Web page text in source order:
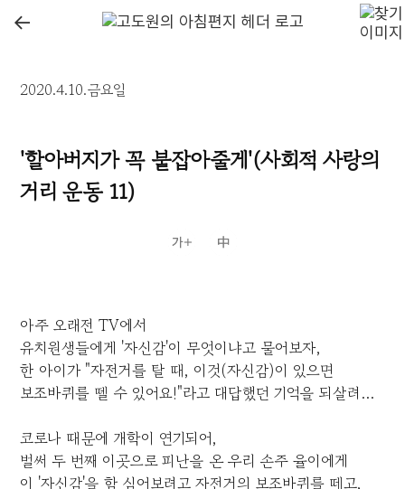
←
2020.4.10.금요일
'할아버지가 꼭 붙잡아줄게'(사회적 사랑의
거리 운동 11)
아주 오래전 TV에서
유치원생들에게 '자신감'이 무엇이냐고 물어보자,
한 아이가 "자전거를 탈 때, 이것(자신감)이 있으면
보조바퀴를 뗄 수 있어요!"라고 대답했던 기억을 되살려...
코로나 때문에 개학이 연기되어,
벌써 두 번째 이곳으로 피난을 온 우리 손주 율이에게
이 '자신감'을 함 심어보려고 자전거의 보조바퀴를 떼고,